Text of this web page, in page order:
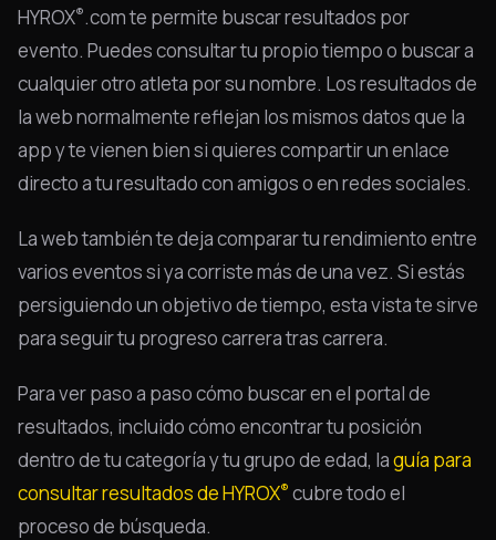
HYROX®.com te permite buscar resultados por
evento. Puedes consultar tu propio tiempo o buscar a
cualquier otro atleta por su nombre. Los resultados de
la web normalmente reflejan los mismos datos que la
app y te vienen bien si quieres compartir un enlace
directo a tu resultado con amigos o en redes sociales.
La web también te deja comparar tu rendimiento entre
varios eventos si ya corriste más de una vez. Si estás
persiguiendo un objetivo de tiempo, esta vista te sirve
para seguir tu progreso carrera tras carrera.
Para ver paso a paso cómo buscar en el portal de
resultados, incluido cómo encontrar tu posición
dentro de tu categoría y tu grupo de edad, laguía para
consultar resultados de HYROX® cubre todo el
proceso de búsqueda.